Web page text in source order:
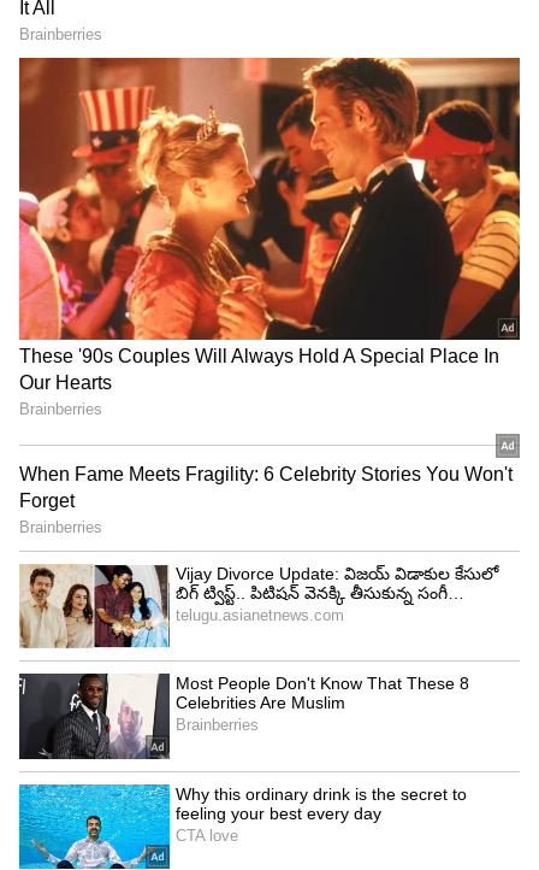
Related Articles
రీతూ చౌదరి ఎవరో తెలియదు, ఆమె రాగానే పెద్ద
హంగామా చేశారు.. గ్లామర్ ని అందుకే వాడుకోలేదు
Babu Mohan: చిరు అన్న అంటే అందుకే నాకు ఇష్టం,
ఇద్దరినీ కూర్చోబెట్టి రిక్వస్ట్ చేశారు..దెబ్బకి మైండ్
పోయింది
3
3
Image Credit : Instagram
లివింగ్ రూమ్
ఈ ఇంటిలో అత్యంత ఆకట్టుకునే ప్రదేశం లివింగ్ రూమ్. పెద్ద
గాజు కిటికీల నుంచి సముద్రం మొత్తం కనిపిస్తుంది.
కళాఖండాలు, శిల్పాలు, కుటుంబ ఫోటోలతో ఈ గదిని
అలంకరించారు. విశాలమైన టెర్రస్ కూడా అంతే
ఆకర్షణీయంగా ఉంటుంది. స్విమ్మింగ్ పూల్, స్టైలిష్ సీటింగ్,
బార్ ఏరియాతో ఇది సాయంత్రాలు గడపడానికి, పార్టీలకు
సరైన ప్రదేశం. పచ్చదనం మధ్య స్నేహితులు, కుటుంబ
సభ్యులతో సేద తీరడానికి ఇది ఒక అద్భుతమైన చోటు.